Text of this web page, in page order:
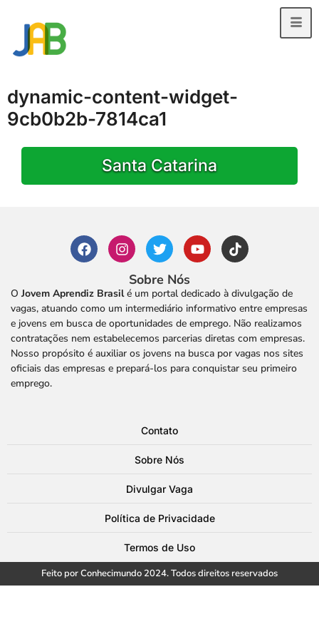
dynamic-content-widget-
9cb0b2b-7814ca1
Santa Catarina
Sobre Nós
O Jovem Aprendiz Brasilé um portal dedicado à divulgação de
vagas, atuando como um intermediário informativo entre empresas
e jovens em busca de oportunidades de emprego. Não realizamos
contratações nem estabelecemos parcerias diretas com empresas.
Nosso propósito é auxiliar os jovens na busca por vagas nos sites
oficiais das empresas e prepará-los para conquistar seu primeiro
emprego.
Contato
Sobre Nós
Divulgar Vaga
Política de Privacidade
Termos de Uso
Feito por Conhecimundo 2024. Todos direitos reservados